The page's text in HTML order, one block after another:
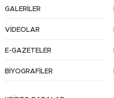
GALERİLER
VİDEOLAR
E-GAZETELER
BİYOGRAFİLER